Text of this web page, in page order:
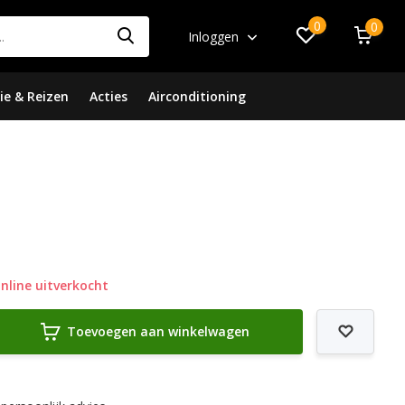
Inloggen
0 0
& Reizen Acties Airconditioning
uitverkocht
Toevoegen aan winkelwagen